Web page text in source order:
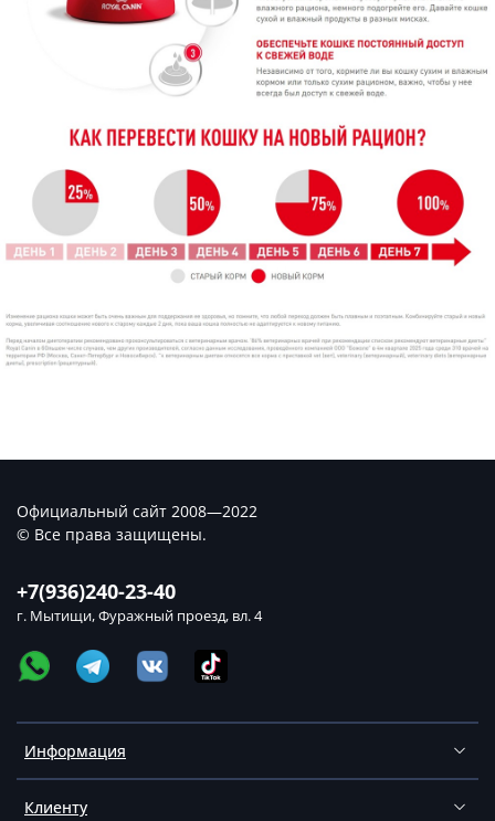
Информация
Клиенту
+7(936)240-23-40
г. Мытищи, Фуражный проезд, вл. 4
Официальный сайт 2008—2022
© Все права защищены.